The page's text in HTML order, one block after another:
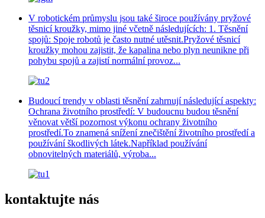
V robotickém průmyslu jsou také široce používány pryžové
těsnicí kroužky, mimo jiné včetně následujících: 1. Těsnění
spojů: Spoje robotů je často nutné utěsnit.Pryžové těsnicí
kroužky mohou zajistit, že kapalina nebo plyn neunikne při
pohybu spojů a zajistí normální provoz...
Budoucí trendy v oblasti těsnění zahrnují následující aspekty:
Ochrana životního prostředí: V budoucnu budou těsnění
věnovat větší pozornost výkonu ochrany životního
prostředí.To znamená snížení znečištění životního prostředí a
používání škodlivých látek.Například používání
obnovitelných materiálů, výroba...
kontaktujte nás